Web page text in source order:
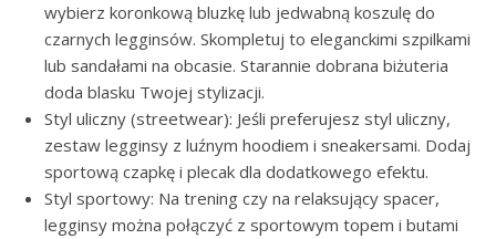
wybierz koronkową bluzkę lub jedwabną koszulę do
czarnych legginsów. Skompletuj to eleganckimi szpilkami
lub sandałami na obcasie. Starannie dobrana biżuteria
doda blasku Twojej stylizacji.
Styl uliczny (streetwear): Jeśli preferujesz styl uliczny,
zestaw legginsy z luźnym hoodiem i sneakersami. Dodaj
sportową czapkę i plecak dla dodatkowego efektu.
Styl sportowy: Na trening czy na relaksujący spacer,
legginsy można połączyć z sportowym topem i butami